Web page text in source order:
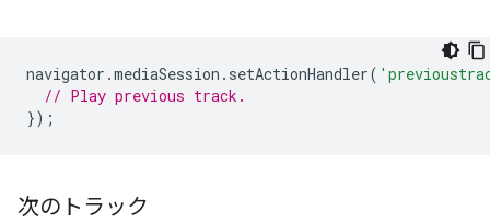
navigator .mediaSession . setActionHandler(
// Play previous track.
});
次のトラック